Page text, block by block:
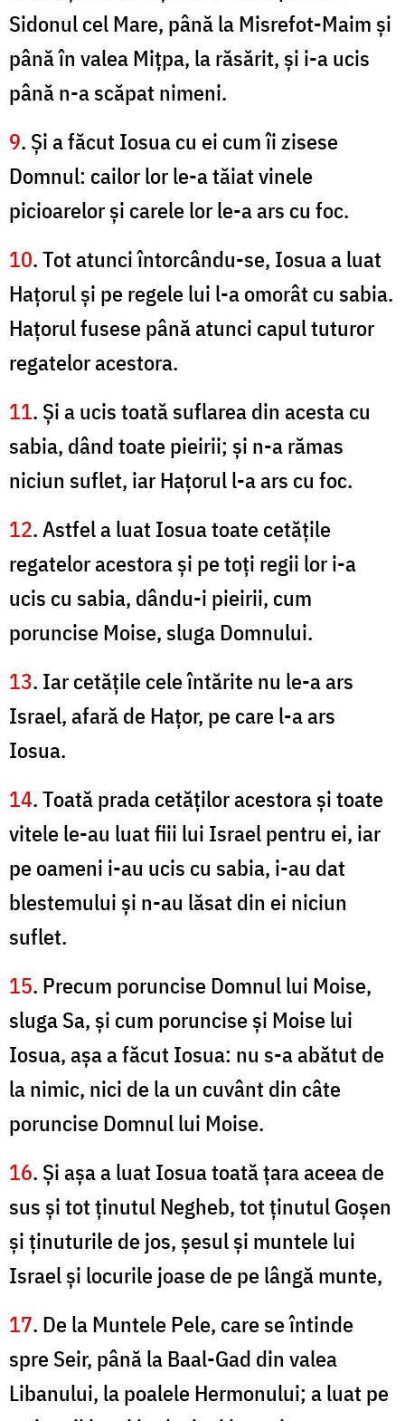
Sidonul cel Mare, până la Misrefot-Maim şi
până în valea Miţpa, la răsărit, şi i-a ucis
până n-a scăpat nimeni.
9. Şi a făcut Iosua cu ei cum îi zisese
Domnul: cailor lor le-a tăiat vinele
picioarelor şi carele lor le-a ars cu foc.
10. Tot atunci întorcându-se, Iosua a luat
Haţorul şi pe regele lui l-a omorât cu sabia.
Haţorul fusese până atunci capul tuturor
regatelor acestora.
11. Şi a ucis toată suflarea din acesta cu
sabia, dând toate pieirii; şi n-a rămas
niciun suflet, iar Haţorul l-a ars cu foc.
12. Astfel a luat Iosua toate cetăţile
regatelor acestora şi pe toţi regii lor i-a
ucis cu sabia, dându-i pieirii, cum
poruncise Moise, sluga Domnului.
13. Iar cetăţile cele întărite nu le-a ars
Israel, afară de Haţor, pe care l-a ars
Iosua.
14. Toată prada cetăţilor acestora şi toate
vitele le-au luat fiii lui Israel pentru ei, iar
pe oameni i-au ucis cu sabia, i-au dat
blestemului şi n-au lăsat din ei niciun
suflet.
15. Precum poruncise Domnul lui Moise,
sluga Sa, şi cum poruncise şi Moise lui
Iosua, aşa a făcut Iosua: nu s-a abătut de
la nimic, nici de la un cuvânt din câte
poruncise Domnul lui Moise.
16. Şi aşa a luat Iosua toată ţara aceea de
sus şi tot ţinutul Negheb, tot ţinutul Goşen
şi ţinuturile de jos, şesul şi muntele lui
Israel şi locurile joase de pe lângă munte,
17. De la Muntele Pele, care se întinde
spre Seir, până la Baal-Gad din valea
Libanului, la poalele Hermonului; a luat pe